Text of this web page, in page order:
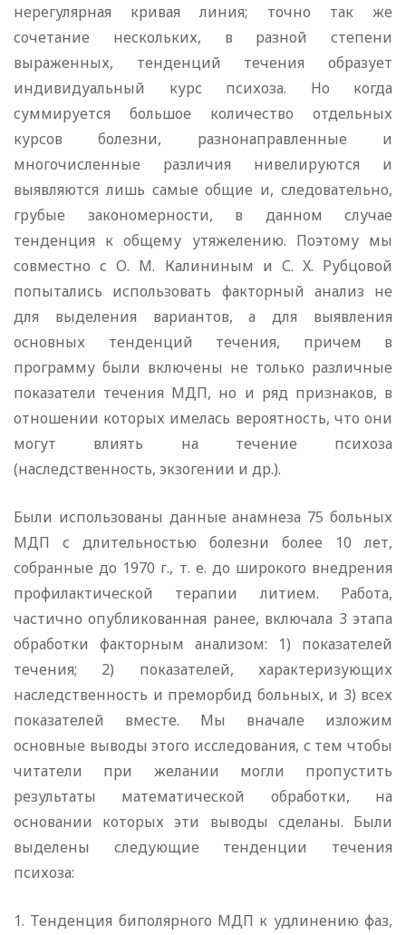
нерегулярная кривая линия; точно так же
сочетание нескольких, в разной степени
выраженных, тенденций течения образует
индивидуальный курс психоза. Но когда
суммируется большое количество отдельных
курсов болезни, разнонаправленные и
многочисленные различия нивелируются и
выявляются лишь самые общие и, следовательно,
грубые закономерности, в данном случае
тенденция к общему утяжелению. Поэтому мы
совместно с О. М. Калининым и С. X. Рубцовой
попытались использовать факторный анализ не
для выделения вариантов, а для выявления
основных тенденций течения, причем в
программу были включены не только различные
показатели течения МДП, но и ряд признаков, в
отношении которых имелась вероятность, что они
могут влиять на течение психоза
(наследственность, экзогении и др.).
Были использованы данные анамнеза 75 больных
МДП с длительностью болезни более 10 лет,
собранные до 1970 г., т. е. до широкого внедрения
профилактической терапии литием. Работа,
частично опубликованная ранее, включала 3 этапа
обработки факторным анализом: 1) показателей
течения; 2) показателей, характеризующих
наследственность и преморбид больных, и 3) всех
показателей вместе. Мы вначале изложим
основные выводы этого исследования, с тем чтобы
читатели при желании могли пропустить
результаты математической обработки, на
основании которых эти выводы сделаны. Были
выделены следующие тенденции течения
психоза:
1. Тенденция биполярного МДП к удлинению фаз,